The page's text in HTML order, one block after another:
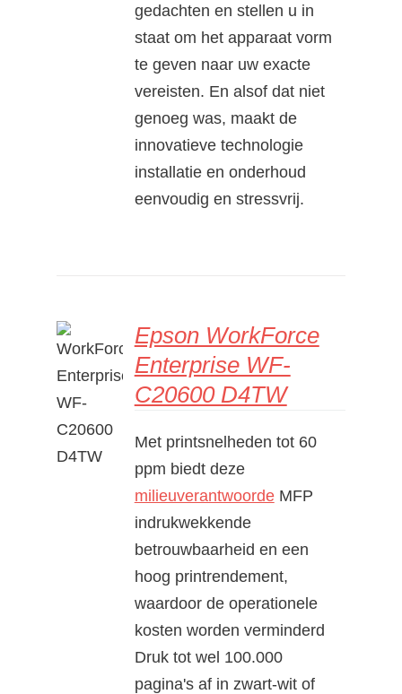
gedachten en stellen u in
staat om het apparaat vorm
te geven naar uw exacte
vereisten. En alsof dat niet
genoeg was, maakt de
innovatieve technologie
installatie en onderhoud
eenvoudig en stressvrij.
DETAILS
Epson WorkForce
Enterprise WF-
C20600 D4TW
Met printsnelheden tot 60
ppm biedt deze
milieuverantwoordeMFP
indrukwekkende
betrouwbaarheid en een
hoog printrendement,
waardoor de operationele
kosten worden verminderd
Druk tot wel 100.000
pagina's af in zwart-wit of